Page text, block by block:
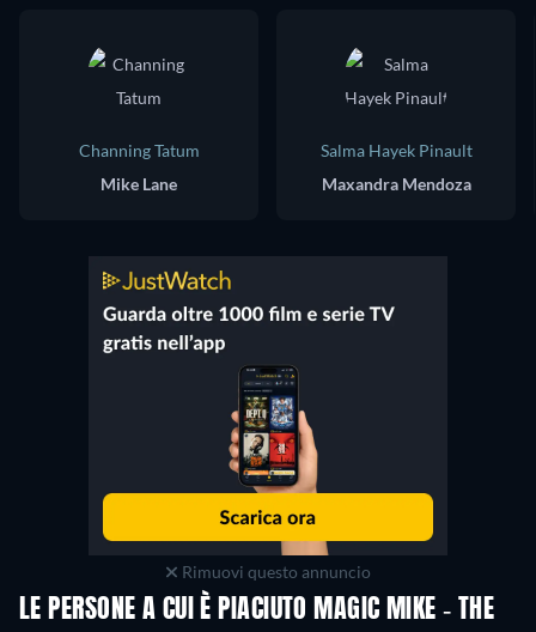
Channing Tatum
Mike Lane
Salma Hayek Pinault
Maxandra Mendoza
Rimuovi questo annuncio
LE PERSONE A CUI È PIACIUTO MAGIC MIKE - THE